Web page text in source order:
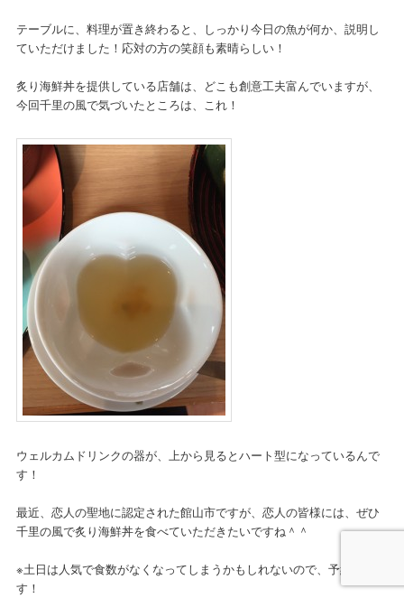
テーブルに、料理が置き終わると、しっかり今日の魚が何か、説明し
ていただけました！応対の方の笑顔も素晴らしい！
炙り海鮮丼を提供している店舗は、どこも創意工夫富んでいますが、
今回千里の風で気づいたところは、これ！
ウェルカムドリンクの器が、上から見るとハート型になっているんで
す！
最近、恋人の聖地に認定された館山市ですが、恋人の皆様には、ぜひ
千里の風で炙り海鮮丼を食べていただきたいですね＾＾
※土日は人気で食数がなくなってしまうかもしれないので、予約推奨で
す！